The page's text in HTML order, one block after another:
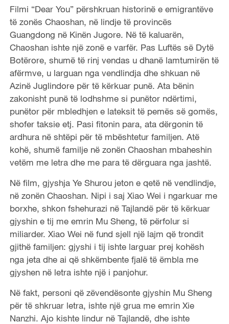
Filmi “Dear You” përshkruan historinë e emigrantëve
të zonës Chaoshan, në lindje të provincës
Guangdong në Kinën Jugore. Në të kaluarën,
Chaoshan ishte një zonë e varfër. Pas Luftës së Dytë
Botërore, shumë të rinj vendas u dhanë lamtumirën të
afërmve, u larguan nga vendlindja dhe shkuan në
Azinë Juglindore për të kërkuar punë. Ata bënin
zakonisht punë të lodhshme si punëtor ndërtimi,
punëtor për mbledhjen e lateksit të pemës së gomës,
shofer taksie etj. Pasi fitonin para, ata dërgonin të
ardhura në shtëpi për të mbështetur familjen. Atë
kohë, shumë familje në zonën Chaoshan mbaheshin
vetëm me letra dhe me para të dërguara nga jashtë.
Në film, gjyshja Ye Shurou jeton e qetë në vendlindje,
në zonën Chaoshan. Nipi i saj Xiao Wei i ngarkuar me
borxhe, shkon fshehurazi në Tajlandë për të kërkuar
gjyshin e tij me emrin Mu Sheng, të përfolur si
miliarder. Xiao Wei në fund sjell një lajm që trondit
gjithë familjen: gjyshi i tij ishte larguar prej kohësh
nga jeta dhe ai që shkëmbente fjalë të ëmbla me
gjyshen në letra ishte një i panjohur.
Në fakt, personi që zëvendësonte gjyshin Mu Sheng
për të shkruar letra, ishte një grua me emrin Xie
Nanzhi. Ajo kishte lindur në Tajlandë, dhe ishte